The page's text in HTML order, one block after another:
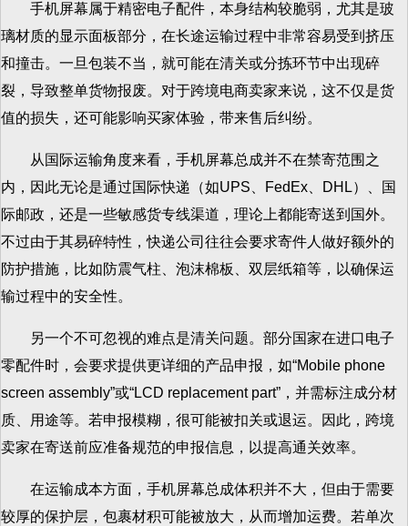
手机屏幕属于精密电子配件，本身结构较脆弱，尤其是玻
璃材质的显示面板部分，在长途运输过程中非常容易受到挤压
和撞击。一旦包装不当，就可能在清关或分拣环节中出现碎
裂，导致整单货物报废。对于跨境电商卖家来说，这不仅是货
值的损失，还可能影响买家体验，带来售后纠纷。
从国际运输角度来看，手机屏幕总成并不在禁寄范围之
内，因此无论是通过国际快递（如UPS、FedEx、DHL）、国
际邮政，还是一些敏感货专线渠道，理论上都能寄送到国外。
不过由于其易碎特性，快递公司往往会要求寄件人做好额外的
防护措施，比如防震气柱、泡沫棉板、双层纸箱等，以确保运
输过程中的安全性。
另一个不可忽视的难点是清关问题。部分国家在进口电子
零配件时，会要求提供更详细的产品申报，如“Mobile phone
screen assembly”或“LCD replacement part”，并需标注成分材
质、用途等。若申报模糊，很可能被扣关或退运。因此，跨境
卖家在寄送前应准备规范的申报信息，以提高通关效率。
在运输成本方面，手机屏幕总成体积并不大，但由于需要
较厚的保护层，包裹材积可能被放大，从而增加运费。若单次